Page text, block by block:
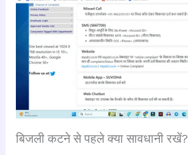
बिजली कटने से पहले क्या सावधानी रखें?